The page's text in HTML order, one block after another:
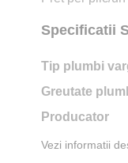
Specificatii
Tip plumbi
Greutate
Producator
Vezi informatii